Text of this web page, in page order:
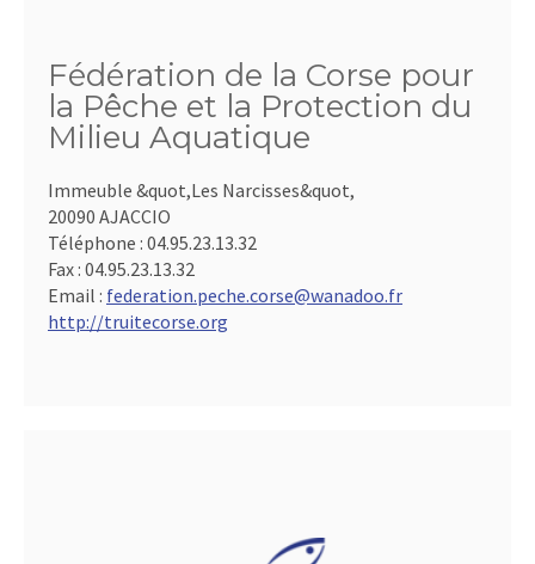
Fédération de la Corse pour
la Pêche et la Protection du
Milieu Aquatique
Immeuble &quot,Les Narcisses&quot,
20090 AJACCIO
Téléphone : 04.95.23.13.32
Fax : 04.95.23.13.32
Email : federation.peche.corse@wanadoo.fr
http://truitecorse.org